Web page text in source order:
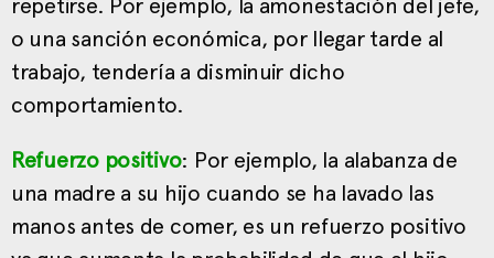
o una sanción económica, por llegar tarde al
trabajo, tendería a disminuir dicho
comportamiento.
Refuerzo positivo: Por ejemplo, la alabanza de
una madre a su hijo cuando se ha lavado las
manos antes de comer, es un refuerzo positivo